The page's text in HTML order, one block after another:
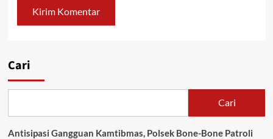
Cari
Cari
Antisipasi Gangguan Kamtibmas, Polsek Bone-Bone Patroli